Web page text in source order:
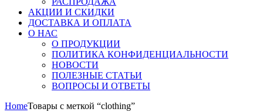
АКЦИИ И СКИДКИ
ДОСТАВКА И ОПЛАТА
О НАС
О ПРОДУКЦИИ
ПОЛИТИКА КОНФИДЕНЦИАЛЬНОСТИ
НОВОСТИ
ПОЛЕЗНЫЕ СТАТЬИ
ВОПРОСЫ И ОТВЕТЫ
HomeТовары с меткой “clothing”